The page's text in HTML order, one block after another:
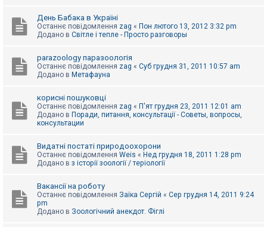
День Бабака в Україні
Останнє повідомлення zag « Пон лютого 13, 2012 3:32 pm
Додано в Світле і тепле - Просто разговоры
parazoology паразоологія
Останнє повідомлення zag « Суб грудня 31, 2011 10:57 am
Додано в Метафауна
корисні пошуковці
Останнє повідомлення zag « П'ят грудня 23, 2011 12:01 am
Додано в Поради, питання, консультації - Советы, вопросы,
консультации
Видатні постаті природоохорони
Останнє повідомлення Weis « Нед грудня 18, 2011 1:28 pm
Додано в з історії зоології / теріології
Вакансії на роботу
Останнє повідомлення Заїка Сергій « Сер грудня 14, 2011 9:24
pm
Додано в Зоологічний анекдот. Фіглі